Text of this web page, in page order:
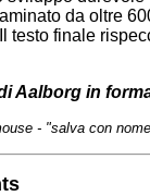
da oltre
testo finale
Aalborg in
- "salva con